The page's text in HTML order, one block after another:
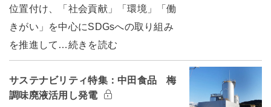
位置付け、「社会貢献」「環境」「働
きがい」を中心にSDGsへの取り組み
を推進して…続きを読む
サステナビリティ特集：中田食品 梅
調味廃液活用し発電